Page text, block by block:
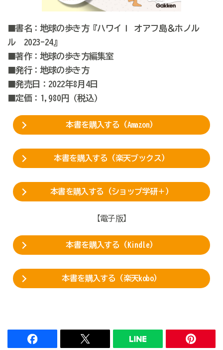
■書名：地球の歩き方『ハワイⅠ オアフ島＆ホノル
ル 2023-24』
■著作：地球の歩き方編集室
■発行：地球の歩き方
■発売日：2022年8月4日
■定価：1,980円（税込）
本書を購入する（Amazon）
本書を購入する（楽天ブックス）
本書を購入する（ショップ学研＋）
【電子版】
本書を購入する（Kindle）
本書を購入する（楽天kobo）